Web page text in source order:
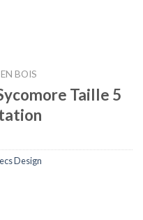
BOIS
Taille 5
Design